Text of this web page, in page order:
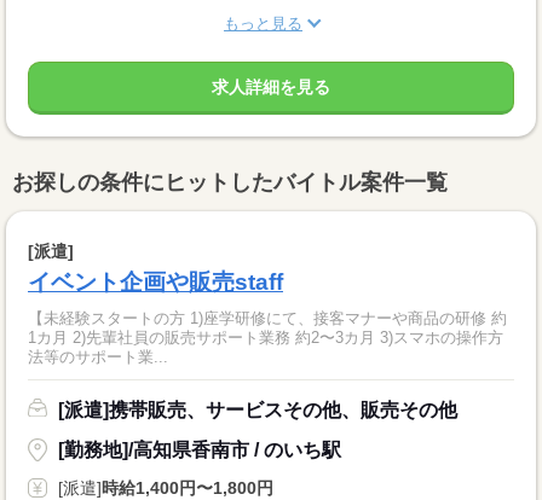
もっと見る
求人詳細を見る
お探しの条件にヒットしたバイトル案件一覧
[派遣]
イベント企画や販売staff
【未経験スタートの方 1)座学研修にて、接客マナーや商品の研修 約
1カ月 2)先輩社員の販売サポート業務 約2〜3カ月 3)スマホの操作方
法等のサポート業...
[派遣]携帯販売、サービスその他、販売その他
[勤務地]/高知県香南市 / のいち駅
[派遣]時給1,400円〜1,800円